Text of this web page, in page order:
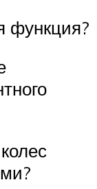
функция?